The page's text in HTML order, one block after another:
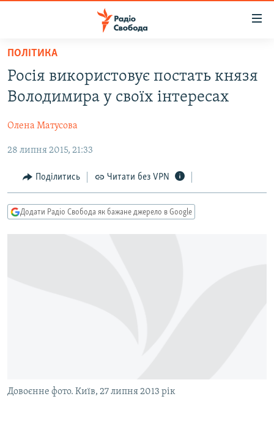
Перейти
основного
матеріалу
до
навігації
Перейти
пошуку
ПОЛІТИКА
ЕКОНОМІКА
СУСПІЛЬСТВО
СПОРТ
ВІЙНА
РОСІЙСЬКА «ФІЛЬТРАЦІЯ»
ДОНБАС.РЕАЛІЇ
КРИМ.РЕАЛІЇ
ТИ ЯК?
ПОЛІТИКА
Росія використовує постать князя
Володимира у своїх інтересах
Олена Матусова
28 липня 2015, 21:33
Поділитись Читати без VPN
Додати Радіо Свобода як бажане джерело в Google
Довоєнне фото. Київ, 27 липня 2013 рік